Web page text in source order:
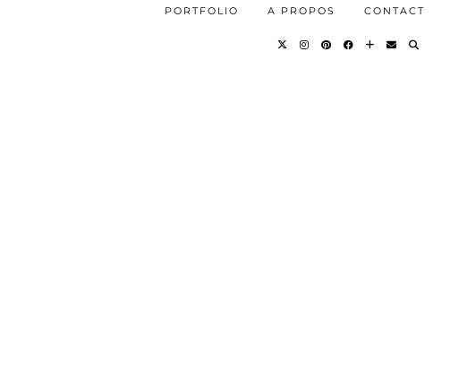
PORTFOLIO A PROPOS CONTACT